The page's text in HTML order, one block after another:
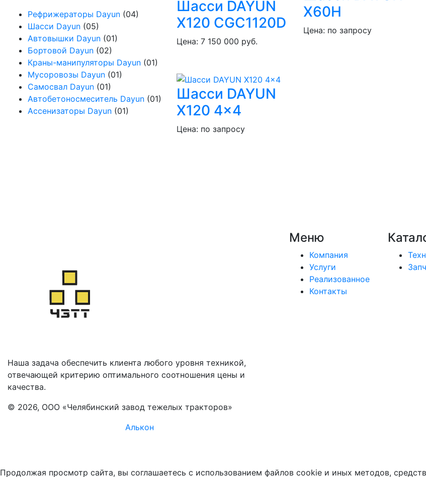
Шасси DAYUN
X120 CGC1120D
Цена: 7 150 000 руб.
X60H
Цена: по запросу
Шасси DAYUN
X120 4x4
Цена: по запросу
Рефрижераторы Dayun (04)
Шасси Dayun (05)
Автовышки Dayun (01)
Бортовой Dayun (02)
Краны-манипуляторы Dayun (01)
Мусоровозы Dayun (01)
Самосвал Dayun (01)
Автобетоносмеситель Dayun (01)
Ассенизаторы Dayun (01)
Наша задача обеспечить клиента любого уровня техникой,
отвечающей критерию оптимального соотношения цены и
качества.
© 2026, ООО «Челябинский завод тежелых тракторов»
Алькон
Меню
Компания
Услуги
Реализованное
Контакты
Продолжая просмотр сайта, вы соглашаетесь с использованием файлов cookie и иных методов,